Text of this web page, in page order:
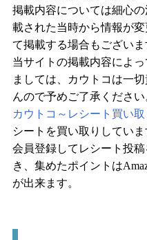
掲載内容については細心
載された当時から情報が
て掲載する場合もございま
当サイトの掲載内容によ
ましては、カウトコは一
んので予めご了承ください
カウトコ～レシート買い取
シートを買い取りしていま
会員登録してレシート投
き、集めたポイントは
が出来ます。